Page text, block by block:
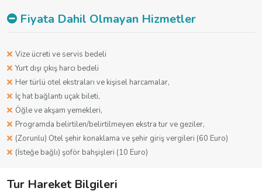
Fiyata Dahil Olmayan Hizmetler
Vize ücreti ve servis bedeli
Yurt dışı çıkış harcı bedeli
Her türlü otel ekstraları ve kişisel harcamalar,
İç hat bağlantı uçak bileti,
Öğle ve akşam yemekleri,
Programda belirtilen/belirtilmeyen ekstra tur ve geziler,
(Zorunlu) Otel şehir konaklama ve şehir giriş vergileri (60 Euro)
(İsteğe bağlı) şoför bahşişleri (10 Euro)
Tur Hareket Bilgileri